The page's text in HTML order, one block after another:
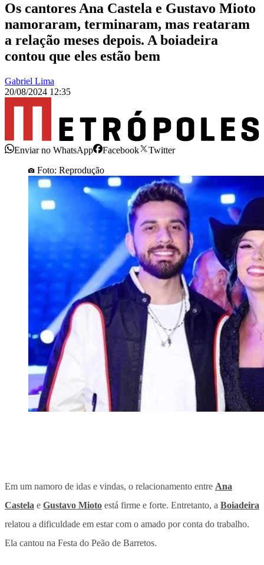
Os cantores Ana Castela e Gustavo Mioto
namoraram, terminaram, mas reataram
a relação meses depois. A boiadeira
contou que eles estão bem
Gabriel Lima
20/08/2024 12:35
Enviar no WhatsApp Facebook
Twitter
Foto: Reprodução
Em um namoro de idas e vindas, o relacionamento entre Ana
Castela e Gustavo Mioto está firme e forte. Entretanto, a Boiadeira
relatou a dificuldade em estar com o amado por conta do trabalho.
Ela cantou na Festa do Peão de Barretos.